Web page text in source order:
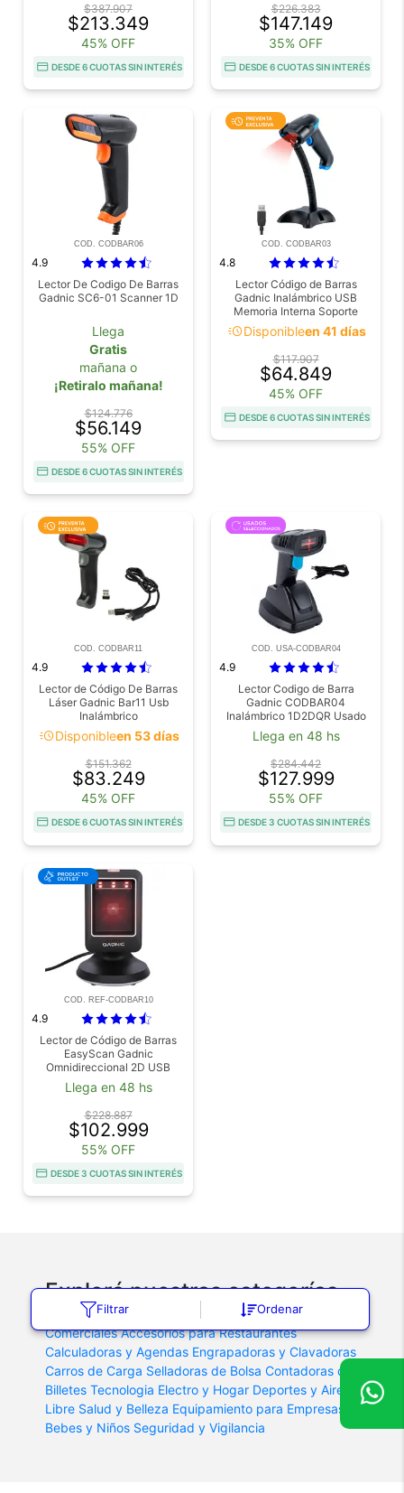
Filtrar Ordenar
$387.907
$213.349
45% OFF
DESDE 6 CUOTAS SIN INTERÉS
$226.383
$147.149
35% OFF
DESDE 6 CUOTAS SIN INTERÉS
COD. CODBAR06
4.9
Lector De Codigo De Barras
Gadnic SC6-01 Scanner 1D
Llega
Gratis
mañana o
¡Retiralo mañana!
$124.776
$56.149
55% OFF
DESDE 6 CUOTAS SIN INTERÉS
COD. CODBAR03
4.8
Lector Código de Barras
Gadnic Inalámbrico USB
Memoria Interna Soporte
acuteDisponibleen 41 días
$117.907
$64.849
45% OFF
DESDE 6 CUOTAS SIN INTERÉS
COD. CODBAR11
4.9
Lector de Código De Barras
Láser Gadnic Bar11 Usb
Inalámbrico
acuteDisponibleen 53 días
$151.362
$83.249
45% OFF
DESDE 6 CUOTAS SIN INTERÉS
COD. USA-CODBAR04
4.9
Lector Codigo de Barra
Gadnic CODBAR04
Inalámbrico 1D2DQR Usado
Llega en 48 hs
$284.442
$127.999
55% OFF
DESDE 3 CUOTAS SIN INTERÉS
COD. REF-CODBAR10
4.9
Lector de Código de Barras
EasyScan Gadnic
Omnidireccional 2D USB
Outlet
Llega en 48 hs
$228.887
$102.999
55% OFF
DESDE 3 CUOTAS SIN INTERÉS
Explorá nuestras categorías
Maquinaria Agrícola Protectores Auditivos Balanzas
Comerciales Accesorios para Restaurantes
Calculadoras y Agendas Engrapadoras y Clavadoras
Carros de Carga Selladoras de Bolsa Contadoras de
Billetes Tecnologia Electro y Hogar Deportes y Aire
Libre Salud y Belleza Equipamiento para Empresas
Bebes y Niños Seguridad y Vigilancia